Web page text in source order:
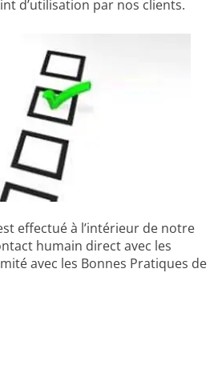
d’utilisation par nos clients.
effectué à l’intérieur de notre
humain direct avec les
avec les Bonnes Pratiques de